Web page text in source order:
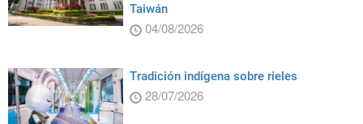
Taiwán
04/08/2026
Tradición indígena sobre rieles
28/07/2026